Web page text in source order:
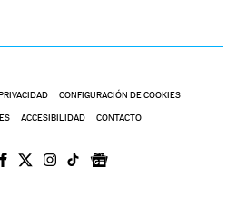
CONFIGURACIÓN DE COOKIES
ACCESIBILIDAD CONTACTO